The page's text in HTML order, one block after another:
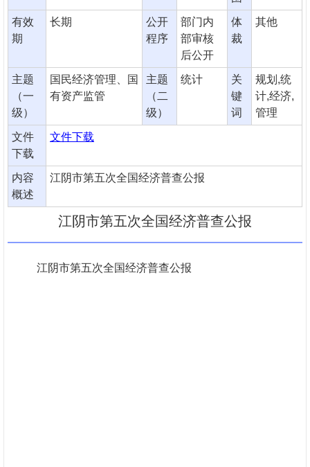
有效
期
长期
公开
程序
部门内
部审核
后公开
体
裁
其他
主题
（一
级）
国民经济管理、国
有资产监管
主题
（二
级）
统计
关
键
词
规划,统
计,经济,
管理
文件
下载
文件下载
内容
概述
江阴市第五次全国经济普查公报
江阴市第五次全国经济普查公报
江阴市第五次全国经济普查公报